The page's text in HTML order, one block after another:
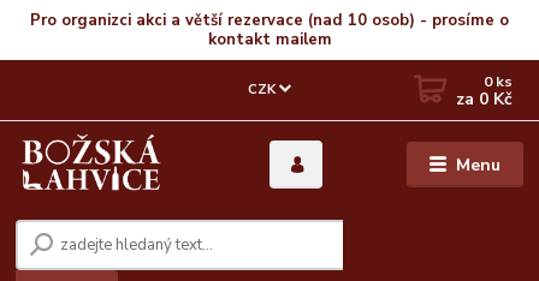
Pro organizci akci a větší rezervace (nad 10 osob) - prosíme o
kontakt mailem
Menu
CZK 0ks
za 0 Kč